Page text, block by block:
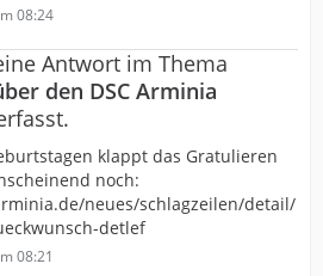
08:24
Antwort im Thema
den DSC Arminia
klappt das Gratulieren
noch:
neues/schlagzeilen/detail/
detlef
08:21